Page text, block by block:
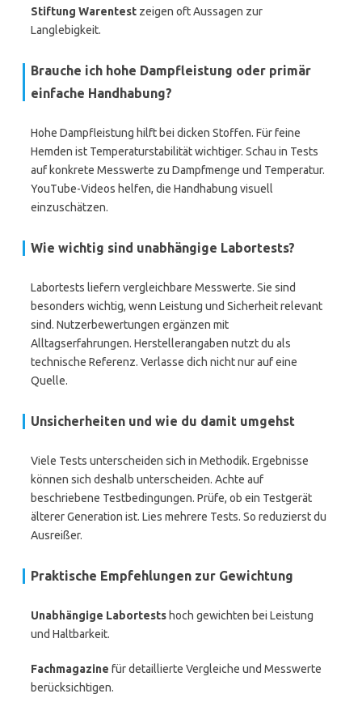
Stiftung Warentest zeigen oft Aussagen zur
Langlebigkeit.
Brauche ich hohe Dampfleistung oder primär
einfache Handhabung?
Hohe Dampfleistung hilft bei dicken Stoffen. Für feine
Hemden ist Temperaturstabilität wichtiger. Schau in Tests
auf konkrete Messwerte zu Dampfmenge und Temperatur.
YouTube-Videos helfen, die Handhabung visuell
einzuschätzen.
Wie wichtig sind unabhängige Labortests?
Labortests liefern vergleichbare Messwerte. Sie sind
besonders wichtig, wenn Leistung und Sicherheit relevant
sind. Nutzerbewertungen ergänzen mit
Alltagserfahrungen. Herstellerangaben nutzt du als
technische Referenz. Verlasse dich nicht nur auf eine
Quelle.
Unsicherheiten und wie du damit umgehst
Viele Tests unterscheiden sich in Methodik. Ergebnisse
können sich deshalb unterscheiden. Achte auf
beschriebene Testbedingungen. Prüfe, ob ein Testgerät
älterer Generation ist. Lies mehrere Tests. So reduzierst du
Ausreißer.
Praktische Empfehlungen zur Gewichtung
Unabhängige Labortests hoch gewichten bei Leistung
und Haltbarkeit.
Fachmagazine für detaillierte Vergleiche und Messwerte
berücksichtigen.